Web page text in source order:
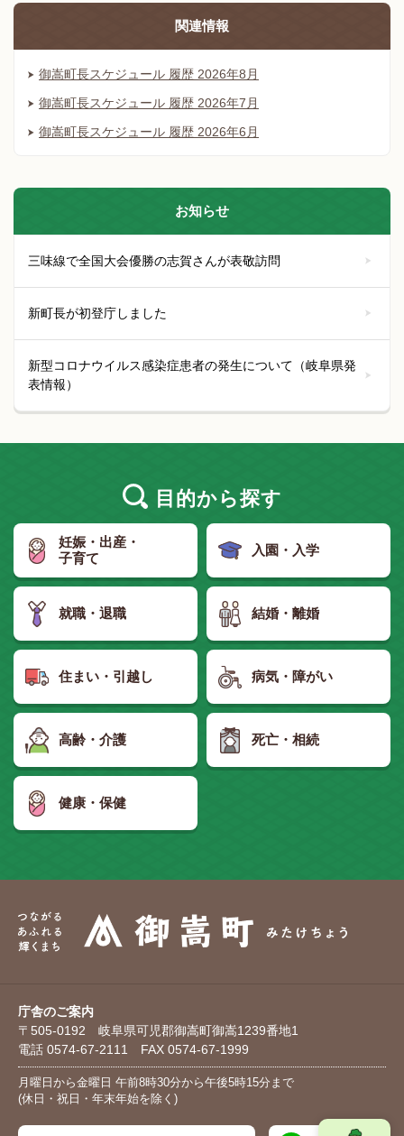
関連情報
御嵩町長スケジュール 履歴 2026年8月
御嵩町長スケジュール 履歴 2026年7月
御嵩町長スケジュール 履歴 2026年6月
お知らせ
三味線で全国大会優勝の志賀さんが表敬訪問
新町長が初登庁しました
新型コロナウイルス感染症患者の発生について（岐阜県発
表情報）
目的から探す
妊娠・出産・
子育て
入園・入学
就職・退職 結婚・離婚
住まい・引越し 病気・障がい
高齢・介護 死亡・相続
健康・保健
庁舎のご案内
〒505-0192 岐阜県可児郡御嵩町御嵩1239番地1
電話 0574-67-2111 FAX 0574-67-1999
月曜日から金曜日 午前8時30分から午後5時15分まで
(休日・祝日・年末年始を除く)